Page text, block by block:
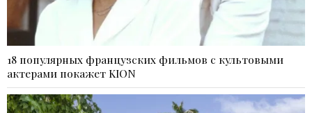
18 популярных французских фильмов с культовыми
актерами покажет KION